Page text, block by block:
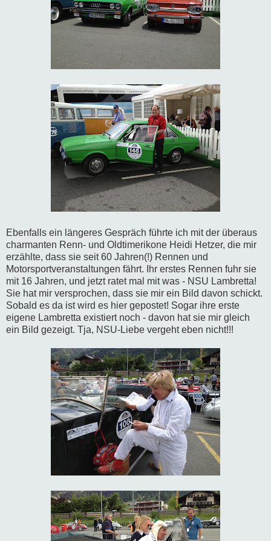
Ebenfalls ein längeres Gespräch führte ich mit der überaus
charmanten Renn- und Oldtimerikone Heidi Hetzer, die mir
erzählte, dass sie seit 60 Jahren(!) Rennen und
Motorsportveranstaltungen fährt. Ihr erstes Rennen fuhr sie
mit 16 Jahren, und jetzt ratet mal mit was - NSU Lambretta!
Sie hat mir versprochen, dass sie mir ein Bild davon schickt.
Sobald es da ist wird es hier gepostet! Sogar ihre erste
eigene Lambretta existiert noch - davon hat sie mir gleich
ein Bild gezeigt. Tja, NSU-Liebe vergeht eben nicht!!!